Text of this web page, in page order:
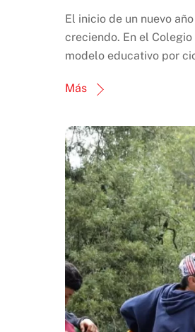
El inicio de un nuevo
creciendo. En el
modelo educativo por
Más